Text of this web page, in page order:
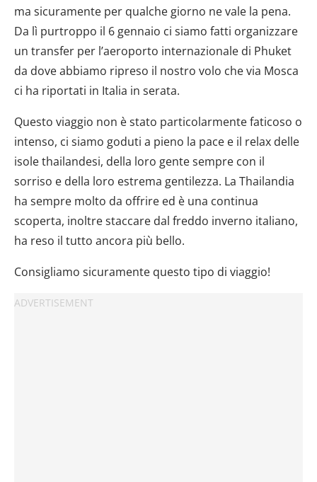
ma sicuramente per qualche giorno ne vale la pena.
Da lì purtroppo il 6 gennaio ci siamo fatti organizzare
un transfer per l’aeroporto internazionale di Phuket
da dove abbiamo ripreso il nostro volo che via Mosca
ci ha riportati in Italia in serata.
Questo viaggio non è stato particolarmente faticoso o
intenso, ci siamo goduti a pieno la pace e il relax delle
isole thailandesi, della loro gente sempre con il
sorriso e della loro estrema gentilezza. La Thailandia
ha sempre molto da offrire ed è una continua
scoperta, inoltre staccare dal freddo inverno italiano,
ha reso il tutto ancora più bello.
Consigliamo sicuramente questo tipo di viaggio!